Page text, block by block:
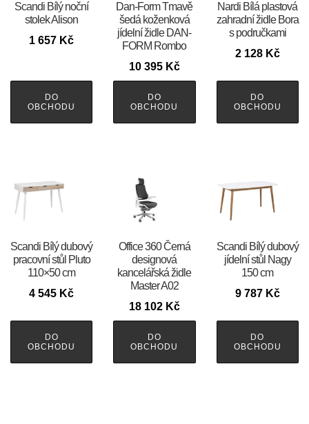
Scandi Bílý noční
stolek Alison
1 657 Kč
DO
OBCHODU
​​​​​Dan-Form Tmavě
šedá koženková
jídelní židle DAN-
FORM Rombo
10 395 Kč
DO
OBCHODU
Nardi Bílá plastová
zahradní židle Bora
s područkami
2 128 Kč
DO
OBCHODU
Scandi Bílý dubový
pracovní stůl Pluto
110×50 cm
4 545 Kč
DO
OBCHODU
Office 360 Černá
designová
kancelářská židle
Master A02
18 102 Kč
DO
OBCHODU
Scandi Bílý dubový
jídelní stůl Nagy
150 cm
9 787 Kč
DO
OBCHODU